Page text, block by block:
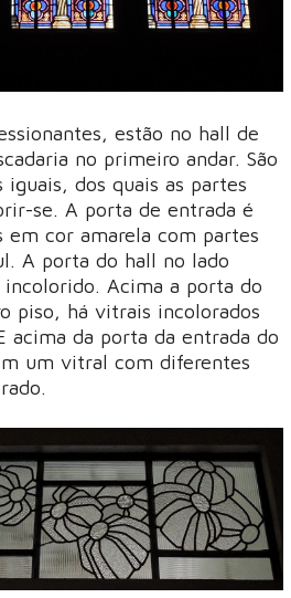
estão no hall de
no primeiro andar. São
dos quais as partes
se. A porta de entrada é
em cor amarela com partes
A porta do hall no lado
Acima a porta do
piso, há vitrais incolorados
acima da porta da entrada do
um vitral com diferentes